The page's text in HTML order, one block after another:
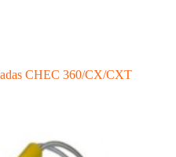
CHEC 360/CX/CXT